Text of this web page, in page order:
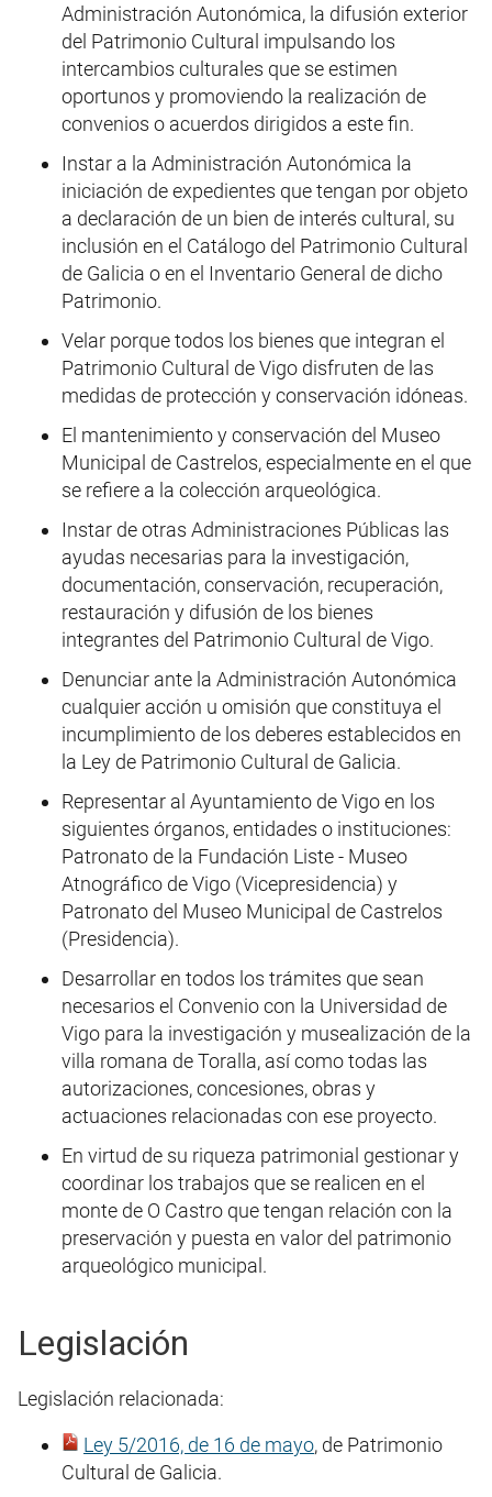
Administración Autonómica, la difusión exterior
del Patrimonio Cultural impulsando los
intercambios culturales que se estimen
oportunos y promoviendo la realización de
convenios o acuerdos dirigidos a este fin.
Instar a la Administración Autonómica la
iniciación de expedientes que tengan por objeto
a declaración de un bien de interés cultural, su
inclusión en el Catálogo del Patrimonio Cultural
de Galicia o en el Inventario General de dicho
Patrimonio.
Velar porque todos los bienes que integran el
Patrimonio Cultural de Vigo disfruten de las
medidas de protección y conservación idóneas.
El mantenimiento y conservación del Museo
Municipal de Castrelos, especialmente en el que
se refiere a la colección arqueológica.
Instar de otras Administraciones Públicas las
ayudas necesarias para la investigación,
documentación, conservación, recuperación,
restauración y difusión de los bienes
integrantes del Patrimonio Cultural de Vigo.
Denunciar ante la Administración Autonómica
cualquier acción u omisión que constituya el
incumplimiento de los deberes establecidos en
la Ley de Patrimonio Cultural de Galicia.
Representar al Ayuntamiento de Vigo en los
siguientes órganos, entidades o instituciones:
Patronato de la Fundación Liste - Museo
Atnográfico de Vigo (Vicepresidencia) y
Patronato del Museo Municipal de Castrelos
(Presidencia).
Desarrollar en todos los trámites que sean
necesarios el Convenio con la Universidad de
Vigo para la investigación y musealización de la
villa romana de Toralla, así como todas las
autorizaciones, concesiones, obras y
actuaciones relacionadas con ese proyecto.
En virtud de su riqueza patrimonial gestionar y
coordinar los trabajos que se realicen en el
monte de O Castro que tengan relación con la
preservación y puesta en valor del patrimonio
arqueológico municipal.
Legislación
Legislación relacionada:
Ley 5/2016, de 16 de mayo, de Patrimonio
Cultural de Galicia.